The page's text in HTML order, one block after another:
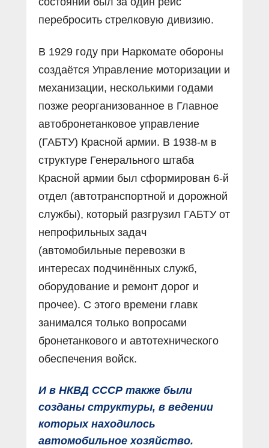
перебросить стрелковую дивизию.
В 1929 году при Наркомате обороны
создаётся Управление моторизации и
механизации, несколькими годами
позже реорганизованное в Главное
автобронетанковое управление
(ГАБТУ) Красной армии. В 1938-м в
структуре Генерального штаба
Красной армии был сформирован 6-й
отдел (автотранспортной и дорожной
службы), который разгрузил ГАБТУ от
непрофильных задач
(автомобильные перевозки в
интересах подчинённых служб,
оборудование и ремонт дорог и
прочее). С этого времени главк
занимался только вопросами
бронетанкового и автотехнического
обеспечения войск.
И в НКВД СССР также были
созданы структуры, в ведении
которых находилось
автомобильное хозяйство.